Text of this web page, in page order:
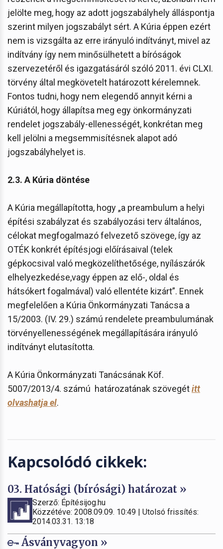
jelölte meg, hogy az adott jogszabályhely álláspontja
szerint milyen jogszabályt sért. A Kúria éppen ezért
nem is vizsgálta az erre irányuló indítványt, mivel az
indítvány így nem minősülhetett a bíróságok
szervezetéről és igazgatásáról szóló 2011. évi CLXI.
törvény által megkövetelt határozott kérelemnek.
Fontos tudni, hogy nem elegendő annyit kérni a
Kúriától, hogy állapítsa meg egy önkormányzati
rendelet jogszabály-ellenességét, konkrétan meg
kell jelölni a megsemmisítésnek alapot adó
jogszabályhelyet is.
2.3. A Kúria döntése
A Kúria megállapította, hogy „a preambulum a helyi
építési szabályzat és szabályozási terv általános,
célokat megfogalmazó felvezető szövege, így az
OTÉK konkrét építésjogi előírásaival (telek
gépkocsival való megközelíthetősége, nyílászárók
elhelyezkedése,vagy éppen az elő-, oldal és
hátsókert fogalmával) való ellentéte kizárt”. Ennek
megfelelően a Kúria Önkormányzati Tanácsa a
15/2003. (IV. 29.) számú rendelete preambulumának
törvényellenességének megállapítására irányuló
indítványt elutasította.
A Kúria Önkormányzati Tanácsának Köf.
5007/2013/4. számú határozatának szövegétitt
olvashatja el.
Kapcsolódó cikkek:
03. Hatósági (bírósági) határozat »
Szerző: Építésijog.hu
Közzétéve: 2008.09.09. 10:49 | Utolsó frissítés:
2014.03.31. 13:18
Ásványvagyon »